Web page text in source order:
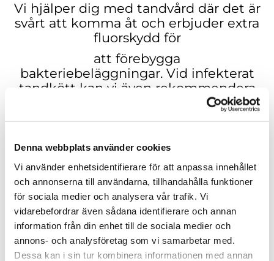
Denna webbplats använder cookies
Vi använder enhetsidentifierare för att anpassa innehållet
och annonserna till användarna, tillhandahålla funktioner
för sociala medier och analysera vår trafik. Vi
vidarebefordrar även sådana identifierare och annan
information från din enhet till de sociala medier och
annons- och analysföretag som vi samarbetar med.
Dessa kan i sin tur kombinera informationen med annan
Vi hjälper dig med tandvård där det är
svårt att komma åt och erbjuder extra
fluorskydd för
att förebygga
bakteriebeläggningar. Vid infekterat
tandkött kan vi även rekommendera
antibakteriell behandling över en
längre tid.
VI BEHANDLAR TANDLOSSNING
Parodontit, eller tandlossning, är en
tandsjukdom som orsakas av bl.a. en
bakterieinfektion